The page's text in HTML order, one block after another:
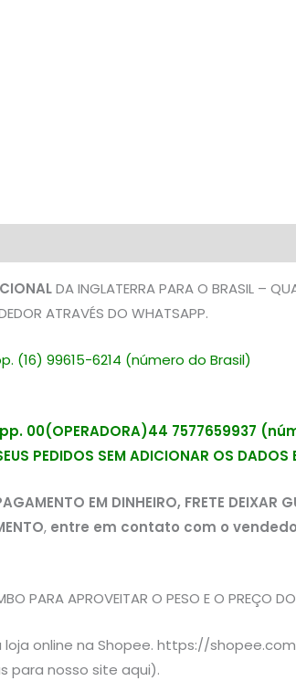
DA INGLATERRA PARA O BRASIL –
ATRAVÉS DO WHATSAPP.
(16) 99615-6214 (número do Brasil)
00(OPERADORA)44 7577659937
PEDIDOS SEM ADICIONAR OS
EM DINHEIRO, FRETE DEIXAR
, entre em contato com o
PARA APROVEITAR O PESO E O PREÇO DO
online na Shopee. https://
para nosso site aqui).